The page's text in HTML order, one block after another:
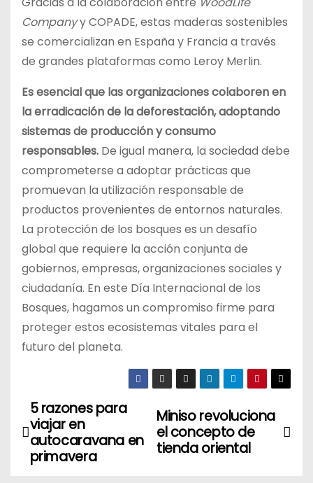
Companyy COPADE, estas maderas sostenibles
se comercializan en España y Francia a través
de grandes plataformas como Leroy Merlin.
Es esencial que las organizaciones colaboren en
la erradicación de la deforestación, adoptando
sistemas de producción y consumo
responsables. De igual manera, la sociedad debe
comprometerse a adoptar prácticas que
promuevan la utilización responsable de
productos provenientes de entornos naturales.
La protección de los bosques es un desafío
global que requiere la acción conjunta de
gobiernos, empresas, organizaciones sociales y
ciudadanía. En este Día Internacional de los
Bosques, hagamos un compromiso firme para
proteger estos ecosistemas vitales para el
futuro del planeta.
N
a
v
Miniso revoluciona
el concepto de
tienda oriental
5 razones para
viajar en
autocaravana en
primavera